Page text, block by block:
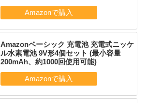
Amazonベーシック 充電池 充電式ニッケ
ル水素電池 9V形4個セット (最小容量
200mAh、約1000回使用可能)